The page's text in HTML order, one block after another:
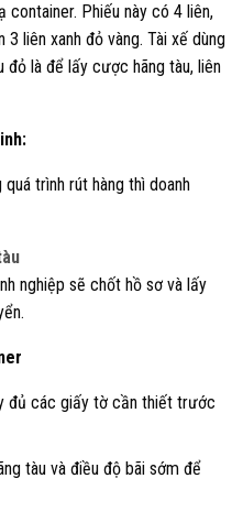
container. Phiếu này có 4 liên,
liên xanh đỏ vàng. Tài xế dùng
đỏ là để lấy cược hãng tàu, liên
trình rút hàng thì doanh
nghiệp sẽ chốt hồ sơ và lấy
đủ các giấy tờ cần thiết trước
tàu và điều độ bãi sớm để